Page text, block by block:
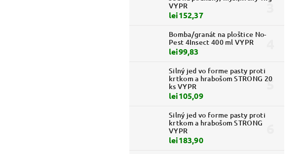
VYPR
lei152,37
Bomba/granát na ploštice No-
Pest 4Insect 400 ml VYPR
lei99,83
Silný jed vo forme pasty proti
krtkom a hrabošom STRONG 20
ks VYPR
lei105,09
Silný jed vo forme pasty proti
krtkom a hrabošom STRONG
VYPR
lei183,90